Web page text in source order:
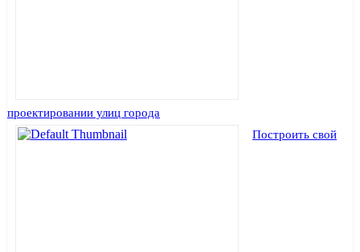
проектировании улиц города
Построить свой